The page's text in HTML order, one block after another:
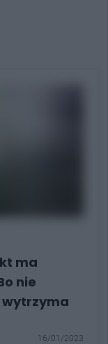
ma
nie
wytrzyma
16/01/2023